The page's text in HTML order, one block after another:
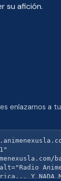
su afición.
enlazarnos a